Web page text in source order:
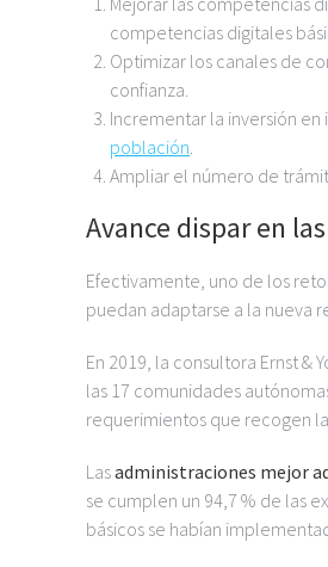
competencias digitales
Optimizar los canales de
confianza.
Incrementar la inversión
población
Ampliar el número de
Avance dispar en
Efectivamente, uno de los
puedan adaptarse a la nueva
En 2019, la consultora Ernst
las 17 comunidades
requerimientos que recogen
Lasadministraciones mejor
se cumplen un 94,7 % de las
básicos se habían